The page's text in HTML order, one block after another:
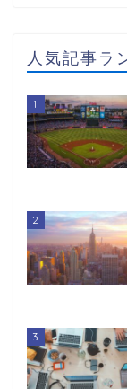
人気記事ラ
1
2
3